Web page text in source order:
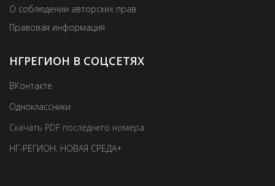
О соблюдении авторских прав
Правовая информация
НГРЕГИОН В СОЦСЕТЯХ
ВКонтакте
Одноклассники
Скачать PDF последнего номера:
НГ-РЕГИОН, НОВАЯ СРЕДА+